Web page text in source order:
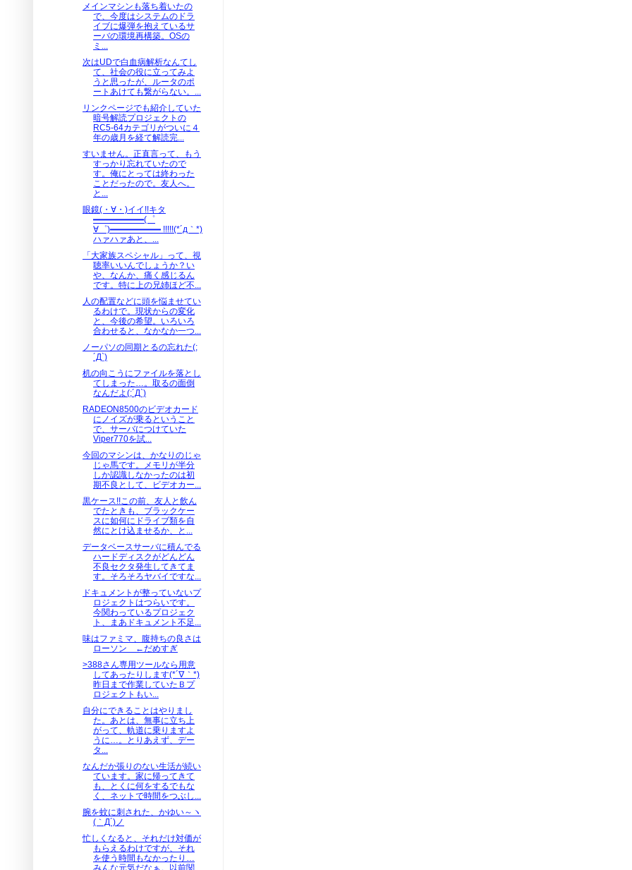
メインマシンも落ち着いたの
で、今度はシステムのドラ
イブに爆弾を抱えているサ
ーバの環境再構築。OSの
ミ...
次はUDで白血病解析なんてし
て、社会の役に立ってみよ
うと思ったが、ルータのポ
ートあけても繋がらない。...
リンクページでも紹介していた
暗号解読プロジェクトの
RC5-64カテゴリがついに４
年の歳月を経て解読完...
すいません。正直言って、もう
すっかり忘れていたので
す。俺にとっては終わった
ことだったので。友人へ。
と...
眼鏡(・∀・)イイ!!キタ
━━━━━━(゜
∀゜)━━━━━━ !!!!!(*´д｀*)
ハァハァあと、...
「大家族スペシャル」って、視
聴率いいんでしょうか？い
や、なんか、痛く感じるん
です。特に上の兄姉ほど不...
人の配置などに頭を悩ませてい
るわけで。現状からの変化
と、今後の希望。いろいろ
合わせると、なかなか一つ...
ノーパソの同期とるの忘れた(;
´Д`)
机の向こうにファイルを落とし
てしまった…。取るの面倒
なんだよ(;´Д`)
RADEON8500のビデオカード
にノイズが乗るということ
で、サーバにつけていた
Viper770を試...
今回のマシンは、かなりのじゃ
じゃ馬です。メモリが半分
しか認識しなかったのは初
期不良として、ビデオカー...
黒ケース!!この前、友人と飲ん
でたときも、ブラックケー
スに如何にドライブ類を自
然にとけ込ませるか、と...
データベースサーバに積んでる
ハードディスクがどんどん
不良セクタ発生してきてま
す。そろそろヤバイですな...
ドキュメントが整っていないプ
ロジェクトはつらいです。
今関わっているプロジェク
ト、まあドキュメント不足...
味はファミマ、腹持ちの良さは
ローソン ←だめすぎ
>388さん専用ツールなら用意
してあったりします(*´∇｀*)
昨日まで作業していたＢプ
ロジェクトもい...
自分にできることはやりまし
た。あとは、無事に立ち上
がって、軌道に乗りますよ
うに…。とりあえず、デー
タ...
なんだか張りのない生活が続い
ています。家に帰ってきて
も、とくに何をするでもな
く、ネットで時間をつぶし...
腕を蚊に刺された、かゆい～ヽ
(｀Д´)ノ
忙しくなると、それだけ対価が
もらえるわけですが、それ
を使う時間もなかったり…
みんな元気だなぁ。以前関...